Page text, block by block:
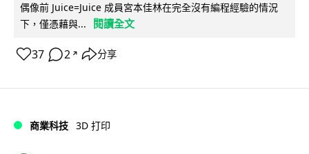
偶像前 Juice=Juice 成員宮本佳林在完全沒有編程經驗的情況
下，僅憑藉與...
閱讀全文
37 2 ↗ 分享
商業科技 3D 打印